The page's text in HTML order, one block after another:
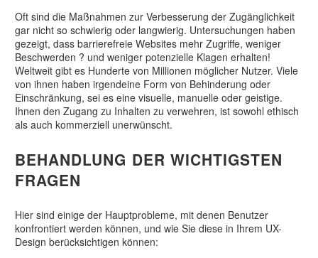
Oft sind die Maßnahmen zur Verbesserung der Zugänglichkeit
gar nicht so schwierig oder langwierig. Untersuchungen haben
gezeigt, dass barrierefreie Websites mehr Zugriffe, weniger
Beschwerden ? und weniger potenzielle Klagen erhalten!
Weltweit gibt es Hunderte von Millionen möglicher Nutzer. Viele
von ihnen haben irgendeine Form von Behinderung oder
Einschränkung, sei es eine visuelle, manuelle oder geistige.
Ihnen den Zugang zu Inhalten zu verwehren, ist sowohl ethisch
als auch kommerziell unerwünscht.
BEHANDLUNG DER WICHTIGSTEN
FRAGEN
Hier sind einige der Hauptprobleme, mit denen Benutzer
konfrontiert werden können, und wie Sie diese in Ihrem UX-
Design berücksichtigen können: